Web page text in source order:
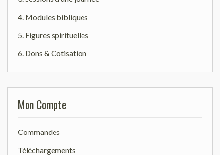
4. Modules bibliques
5. Figures spirituelles
6. Dons & Cotisation
Mon Compte
Commandes
Téléchargements